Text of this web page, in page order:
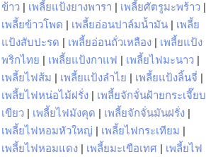
ข้าว | เพลี้ยแป้งยางพารา | เพลี้ยศัตรูมะพร้าว |
เพลี้ยข้าวโพด | เพลี้ยอ่อนปาล์มน้ำมัน | เพลี้ย
แป้งสับปะรด | เพลี้ยอ่อนถั่วเหลือง | เพลี้ยแป้ง
พริกไทย | เพลี้ยแป้งกาแฟ | เพลี้ยไฟมะนาว |
เพลี้ยไฟส้ม | เพลี้ยแป้งลำไย | เพลี้ยแป้งลิ้นจี่ |
เพลี้ยไฟหน่อไม้ฝรั่ง | เพลี้ยจักจั่นฝ้ายกระเจี๊ยบ
เขียว | เพลี้ยไฟมังคุด | เพลี้ยจักจั่นมันฝรั่ง |
เพลี้ยไฟหอมหัวใหญ่ | เพลี้ยไฟกระเทียม |
เพลี้ยไฟหอมแดง | เพลี้ยมะเขือเทศ | เพลี้ยไฟ